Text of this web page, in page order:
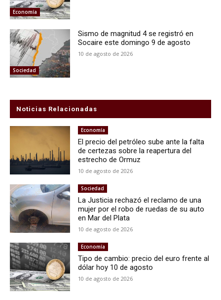
Economía
Sociedad
Sismo de magnitud 4 se registró en
Socaire este domingo 9 de agosto
10 de agosto de 2026
Noticias Relacionadas
Economía
El precio del petróleo sube ante la falta
de certezas sobre la reapertura del
estrecho de Ormuz
10 de agosto de 2026
Sociedad
La Justicia rechazó el reclamo de una
mujer por el robo de ruedas de su auto
en Mar del Plata
10 de agosto de 2026
Economía
Tipo de cambio: precio del euro frente al
dólar hoy 10 de agosto
10 de agosto de 2026